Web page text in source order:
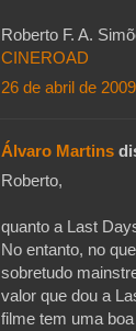
Roberto F. A.
CINEROAD
26 de abril de
Álvaro Martins
Roberto,
quanto a Last
No entanto, no
sobretudo
valor que dou a
filme tem uma